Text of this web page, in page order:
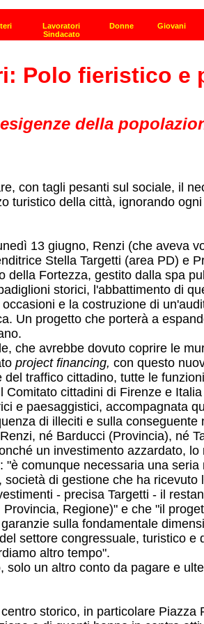
Polo fieristico e
della
con tagli pesanti sul sociale, il
turistico della città, ignorando
13 giugno, Renzi (che aveva
Stella Targetti (area PD) e
Fortezza, gestito dalla spa
storici, l'abbattimento di
e la costruzione di
Un progetto che porterà a
che avrebbe dovuto coprire le
project financing, con questo
traffico cittadino, tutte le
cittadini di Firenze e
e paesaggistici, accompagnata
di illeciti e sulla
né Barducci (Provincia), né
un investimento azzardato,
comunque necessaria una
di gestione che ha
- precisa Targetti - il
Regione)" e che "il
sulla fondamentale
settore congressuale, turistico
altro tempo".
un altro conto da pagare e
storico, in particolare